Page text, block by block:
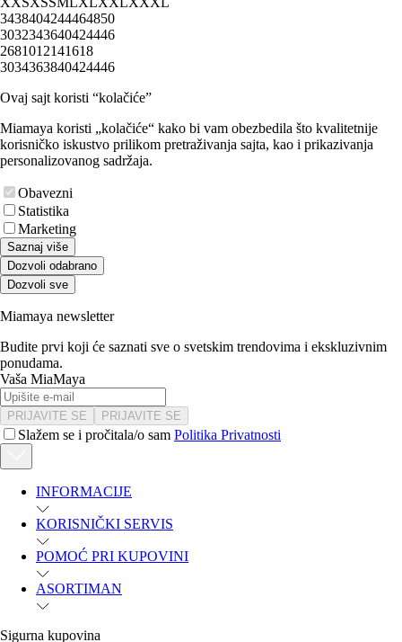
3438404244464850
3032343640424446
2681012141618
3034363840424446
Ovaj sajt koristi “kolačiće”
Miamaya koristi „kolačiće“ kako bi vam obezbedila što kvalitetnije
korisničko iskustvo prilikom pretraživanja sajta, kao i prikazivanja
personalizovanog sadržaja.
Obavezni
Statistika
Marketing
Saznaj više
Dozvoli odabrano
Dozvoli sve
Miamaya newsletter
Budite prvi koji će saznati sve o svetskim trendovima i ekskluzivnim
ponudama.
Vaša MiaMaya
PRIJAVITE SE PRIJAVITE SE
Slažem se i pročitala/o sam Politika Privatnosti
INFORMACIJE
KORISNIČKI SERVIS
POMOĆ PRI KUPOVINI
ASORTIMAN
Sigurna kupovina